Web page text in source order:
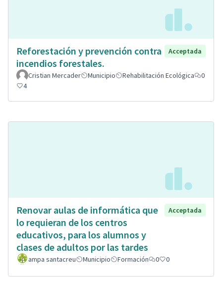
Reforestación y prevención contra
incendios forestales.
Acceptada
Cristian Mercader Municipio Rehabilitación Ecológica
0
4
Renovar aulas de informática que
lo requieran de los centros
educativos, para los alumnos y
clases de adultos por las tardes
Acceptada
ampa santacreu Municipio Formación 0 0